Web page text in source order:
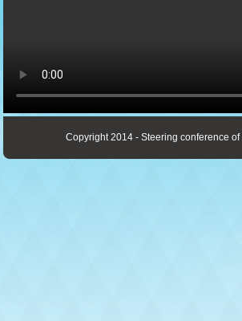
Copyright 2014 - Steering conference